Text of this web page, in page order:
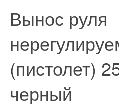
Вынос руля
(пистолет)
черный